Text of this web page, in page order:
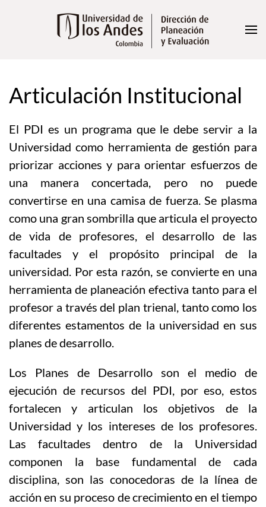
Skip to main content
Articulación Institucional
El PDI es un programa que le debe servir a la
Universidad como herramienta de gestión para
priorizar acciones y para orientar esfuerzos de
una manera concertada, pero no puede
convertirse en una camisa de fuerza. Se plasma
como una gran sombrilla que articula el proyecto
de vida de profesores, el desarrollo de las
facultades y el propósito principal de la
universidad. Por esta razón, se convierte en una
herramienta de planeación efectiva tanto para el
profesor a través del plan trienal, tanto como los
diferentes estamentos de la universidad en sus
planes de desarrollo.
Los Planes de Desarrollo son el medio de
ejecución de recursos del PDI, por eso, estos
fortalecen y articulan los objetivos de la
Universidad y los intereses de los profesores.
Las facultades dentro de la Universidad
componen la base fundamental de cada
disciplina, son las conocedoras de la línea de
acción en su proceso de crecimiento en el tiempo